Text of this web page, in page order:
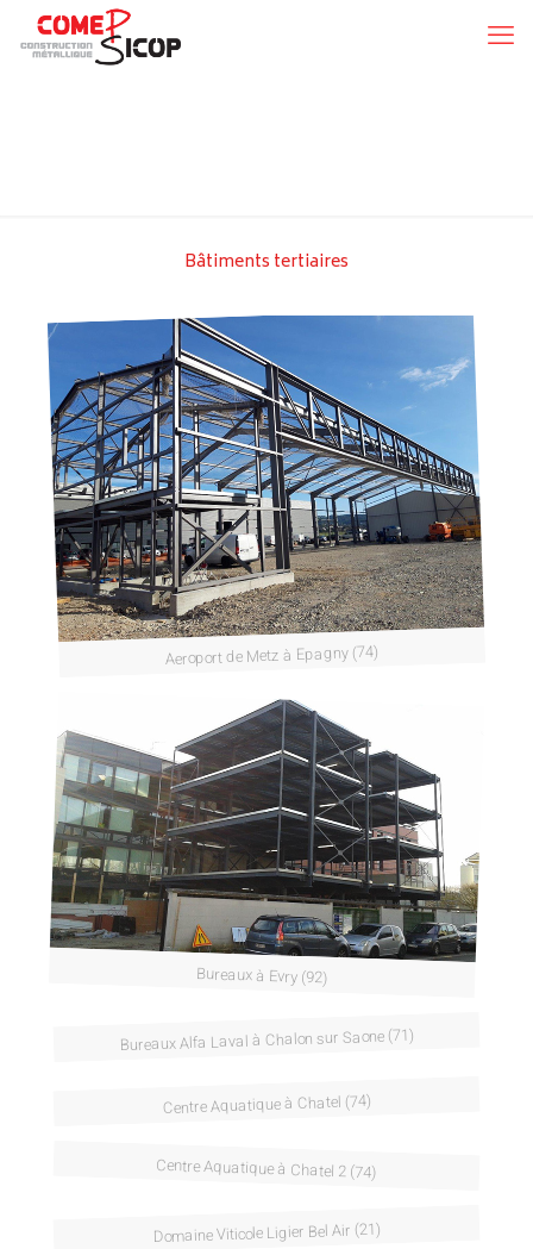
Bâtiments tertiaires
Aeroport de Metz à Epagny (74)
Bureaux à Evry (92)
Bureaux Alfa Laval à Chalon sur Saone (71)
Centre Aquatique à Chatel (74)
Centre Aquatique à Chatel 2 (74)
Domaine Viticole Ligier Bel Air (21)